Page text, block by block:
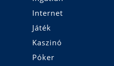
Internet
Játék
Kaszinó
Póker